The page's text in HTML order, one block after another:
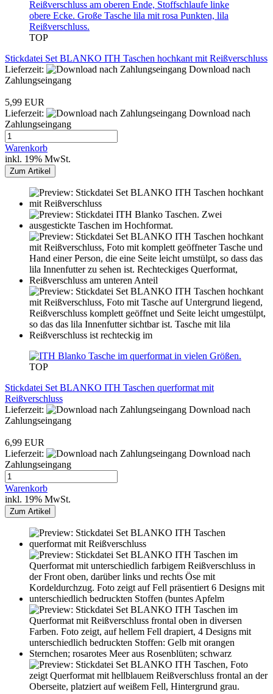
TOP
Stickdatei Set BLANKO ITH Taschen hochkant mit Reißverschluss
Lieferzeit:
Download nach
Zahlungseingang
5,99 EUR
Lieferzeit:
Download nach
Zahlungseingang
Warenkorb
inkl. 19% MwSt.
Zum Artikel
TOP
Stickdatei Set BLANKO ITH Taschen querformat mit
Reißverschluss
Lieferzeit:
Download nach
Zahlungseingang
6,99 EUR
Lieferzeit:
Download nach
Zahlungseingang
Warenkorb
inkl. 19% MwSt.
Zum Artikel